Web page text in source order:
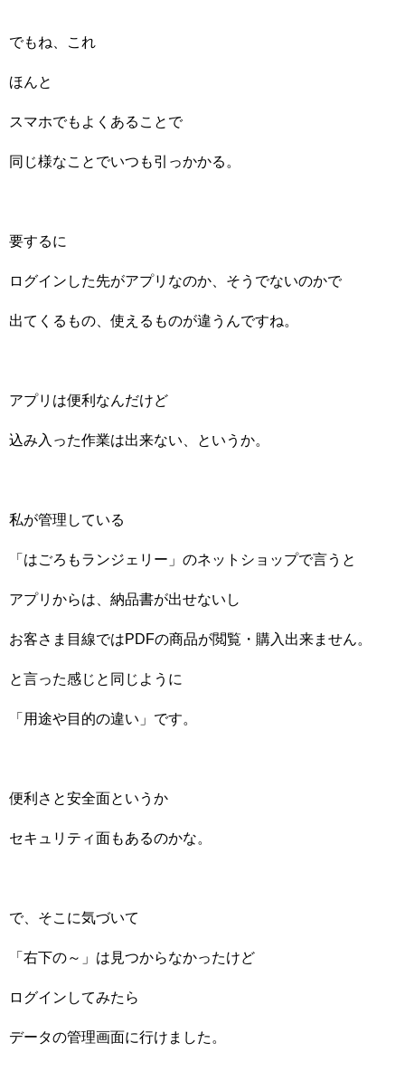
でもね、これ
ほんと
スマホでもよくあることで
同じ様なことでいつも引っかかる。
要するに
ログインした先がアプリなのか、そうでないのかで
出てくるもの、使えるものが違うんですね。
アプリは便利なんだけど
込み入った作業は出来ない、というか。
私が管理している
「はごろもランジェリー」のネットショップで言うと
アプリからは、納品書が出せないし
お客さま目線ではPDFの商品が閲覧・購入出来ません。
と言った感じと同じように
「用途や目的の違い」です。
便利さと安全面というか
セキュリティ面もあるのかな。
で、そこに気づいて
「右下の～」は見つからなかったけど
ログインしてみたら
データの管理画面に行けました。